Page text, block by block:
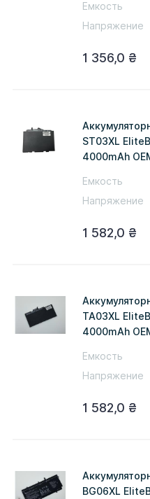
Емкость
Напряжение
1 356,0 ₴
ST03XL
4000mAh
Емкость
Напряжение
1 582,0 ₴
TA03XL
4000mAh
Емкость
Напряжение
1 582,0 ₴
BG06XL